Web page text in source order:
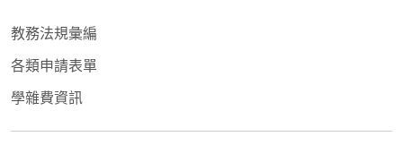
教務法規彙編
各類申請表單
學雜費資訊